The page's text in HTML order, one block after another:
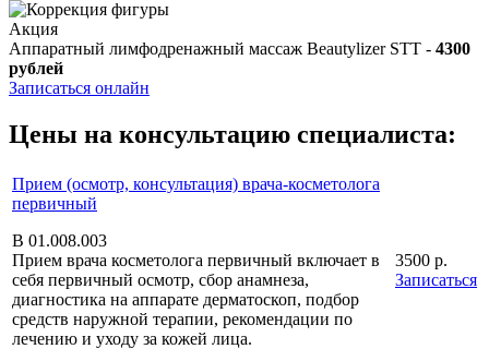
Акция
Аппаратный лимфодренажный массаж Beautylizer STT - 4300
рублей
Записаться онлайн
Цены на консультацию специалиста:
Прием (осмотр, консультация) врача-косметолога
первичный
В 01.008.003
Прием врача косметолога первичный включает в
себя первичный осмотр, сбор анамнеза,
диагностика на аппарате дерматоскоп, подбор
средств наружной терапии, рекомендации по
лечению и уходу за кожей лица.
3500 р.
Записаться